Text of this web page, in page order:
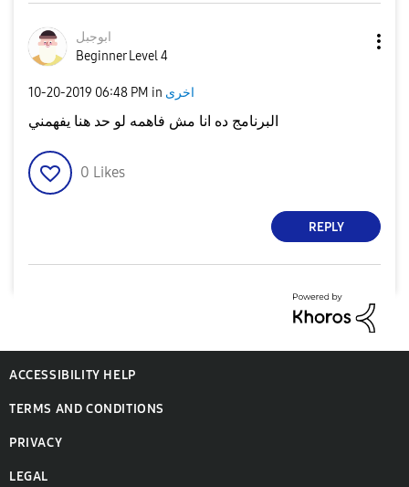
ابوجبل
Beginner Level 4
‎10-20-2019 06:48 PM in اخرى
البرنامج ده انا مش فاهمه لو حد هنا يفهمني
0 Likes
REPLY
ACCESSIBILITY HELP
TERMS AND CONDITIONS
PRIVACY
LEGAL